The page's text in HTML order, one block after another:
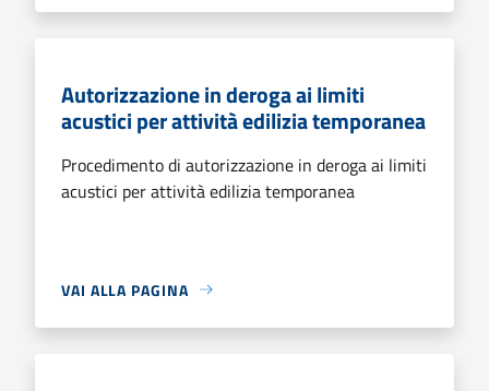
Autorizzazione in deroga ai limiti
acustici per attività edilizia temporanea
Procedimento di autorizzazione in deroga ai limiti
acustici per attività edilizia temporanea
VAI ALLA PAGINA